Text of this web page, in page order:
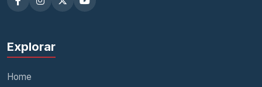
Explorar
Home